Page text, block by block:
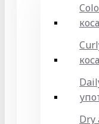
коса
коса
Dry